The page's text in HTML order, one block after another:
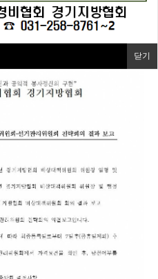
닫기
24-11-12 15:08